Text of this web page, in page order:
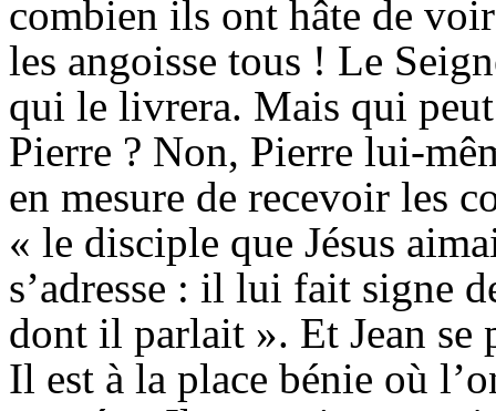
combien ils ont hâte de
les angoisse tous ! Le
qui le livrera. Mais qui
Pierre ? Non, Pierre lui-
en mesure de recevoir les
« le disciple que Jésus
s’adresse : il lui fait signe
dont il parlait ». Et Jean se
Il est à la place bénie où